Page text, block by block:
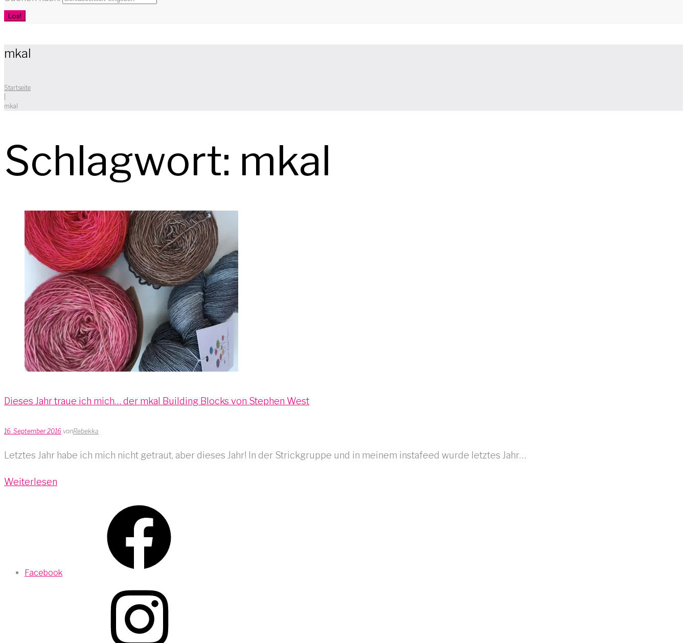
Los!
mkal
Startseite
mkal
Schlagwort: mkal
Dieses Jahr traue ich mich… der mkal Building Blocks von Stephen West
16. September 2016 vonRebekka
Letztes Jahr habe ich mich nicht getraut, aber dieses Jahr! In der Strickgruppe und in meinem instafeed wurde letztes Jahr…
Weiterlesen
Facebook